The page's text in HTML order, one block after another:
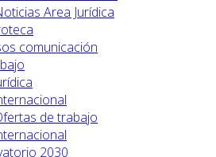
Area Jurídica
comunicación
de trabajo
2030